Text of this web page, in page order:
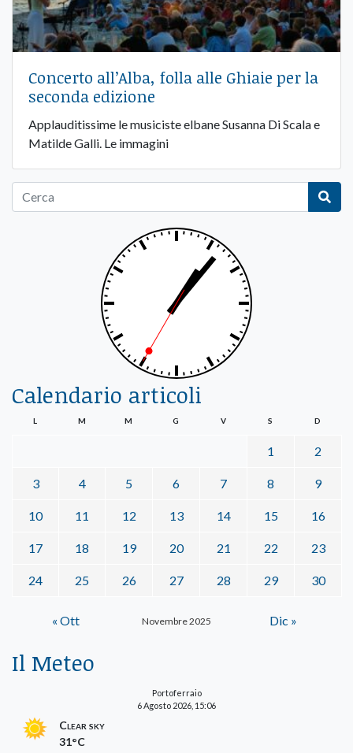
Concerto all’Alba, folla alle Ghiaie per la
seconda edizione
Applauditissime le musiciste elbane Susanna Di Scala e
Matilde Galli. Le immagini
Calendario articoli
Novembre 2025
L M M G V S D
1 2
3 4 5 6 7 8 9
10 11 12 13 14 15 16
17 18 19 20 21 22 23
24 25 26 27 28 29 30
« Ott Dic »
Il Meteo
Portoferraio
6 Agosto 2026, 15:06
Clear sky
31°C